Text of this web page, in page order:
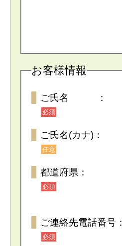
お客様情報
ご氏名 ：
必須
ご氏名(カナ)：
任意
都道府県：
必須
ご連絡先電話番号：
必須